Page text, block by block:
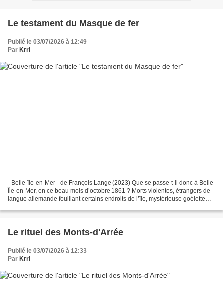
Le testament du Masque de fer
Publié le 03/07/2026 à 12:49
Par Krri
- Belle-île-en-Mer - de François Lange (2023) Que se passe-t-il donc à Belle-
Île-en-Mer, en ce beau mois d’octobre 1861 ? Morts violentes, étrangers de
langue allemande fouillant certains endroits de l’île, mystérieuse goélette
Le rituel des Monts-d'Arrée
Publié le 03/07/2026 à 12:33
Par Krri